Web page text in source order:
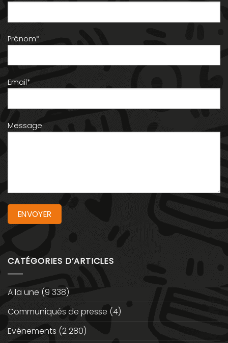
Prénom*
Email*
Message
CATÉGORIES D’ARTICLES
A la une (9 338)
Communiqués de presse (4)
Evénements (2 280)